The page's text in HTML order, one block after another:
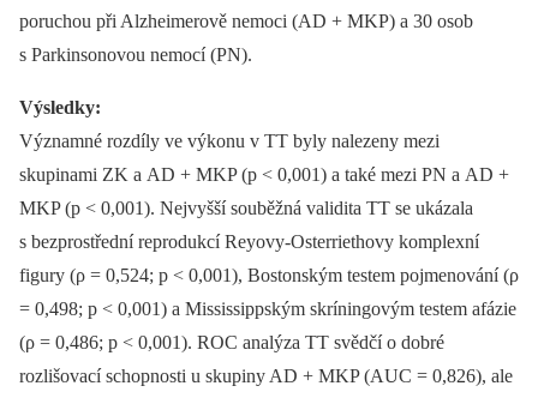
poruchou při Alzheimerově nemoci (AD + MKP) a 30 osob
s Parkinsonovou nemocí (PN).
Výsledky:
Významné rozdíly ve výkonu v TT byly nalezeny mezi
skupinami ZK a AD + MKP (p < 0,001) a také mezi PN a AD +
MKP (p < 0,001). Nejvyšší souběžná validita TT se ukázala
s bezprostřední reprodukcí Reyovy-Osterriethovy komplexní
figury (ρ = 0,524; p < 0,001), Bostonským testem pojmenování (ρ
= 0,498; p < 0,001) a Mississippským skríningovým testem afázie
(ρ = 0,486; p < 0,001). ROC analýza TT svědčí o dobré
rozlišovací schopnosti u skupiny AD + MKP (AUC = 0,826), ale